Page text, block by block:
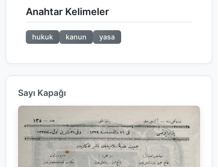
Anahtar Kelimeler
hukuk kanun yasa
Sayı Kapağı